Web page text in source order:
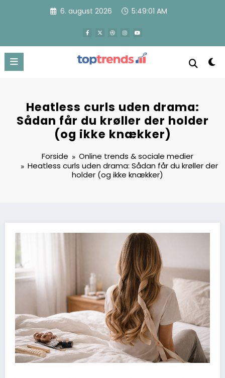
6. august 2026 5:49:03 AM
Heatless curls uden drama:
Sådan får du krøller der holder
(og ikke knækker)
Forside
Online trends & sociale medier
Heatless curls uden drama: Sådan får du krøller der
holder (og ikke knækker)